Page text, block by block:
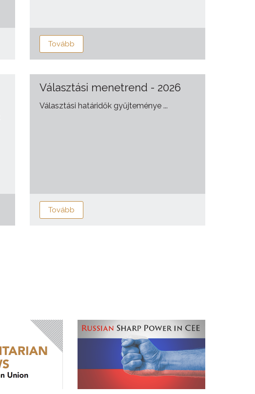
Tovább
Választási menetrend - 2026
Választási határidők gyűjteménye ...
Tovább